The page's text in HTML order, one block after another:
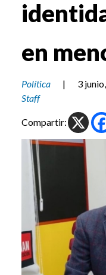
en
Política |
3
Staff
Compartir: